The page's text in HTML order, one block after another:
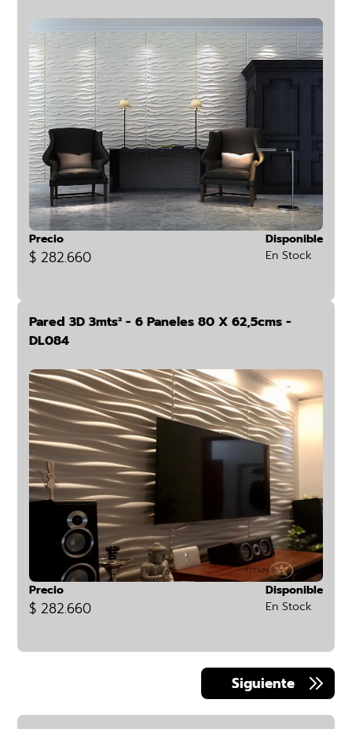
Precio
$ 282.660
Disponible
En Stock
Pared 3D 3mts² - 6 Paneles 80 X 62,5cms -
DL084
Precio
$ 282.660
Disponible
En Stock